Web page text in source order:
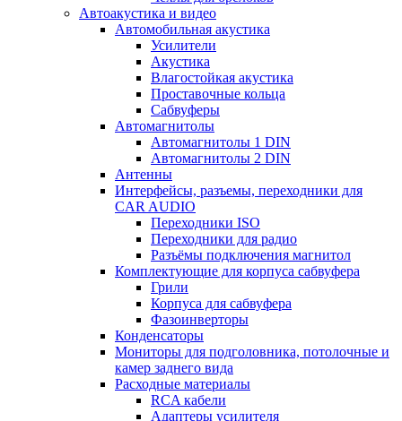
Автоакустика и видео
Автомобильная акустика
Усилители
Акустика
Влагостойкая акустика
Проставочные кольца
Сабвуферы
Автомагнитолы
Автомагнитолы 1 DIN
Автомагнитолы 2 DIN
Антенны
Интерфейсы, разъемы, переходники для
CAR AUDIO
Переходники ISO
Переходники для радио
Разъёмы подключения магнитол
Комплектующие для корпуса сабвуфера
Грили
Корпуса для сабвуфера
Фазоинверторы
Конденсаторы
Мониторы для подголовника, потолочные и
камер заднего вида
Расходные материалы
RCA кабели
Адаптеры усилителя